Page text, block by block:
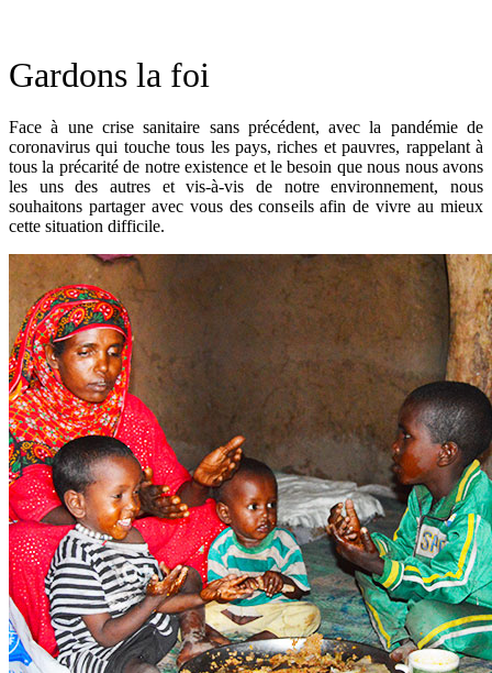
Gardons la foi
Face à une crise sanitaire sans précédent, avec la pandémie de
coronavirus qui touche tous les pays, riches et pauvres, rappelant à
tous la précarité de notre existence et le besoin que nous nous avons
les uns des autres et vis-à-vis de notre environnement, nous
souhaitons partager avec vous des conseils afin de vivre au mieux
cette situation difficile.